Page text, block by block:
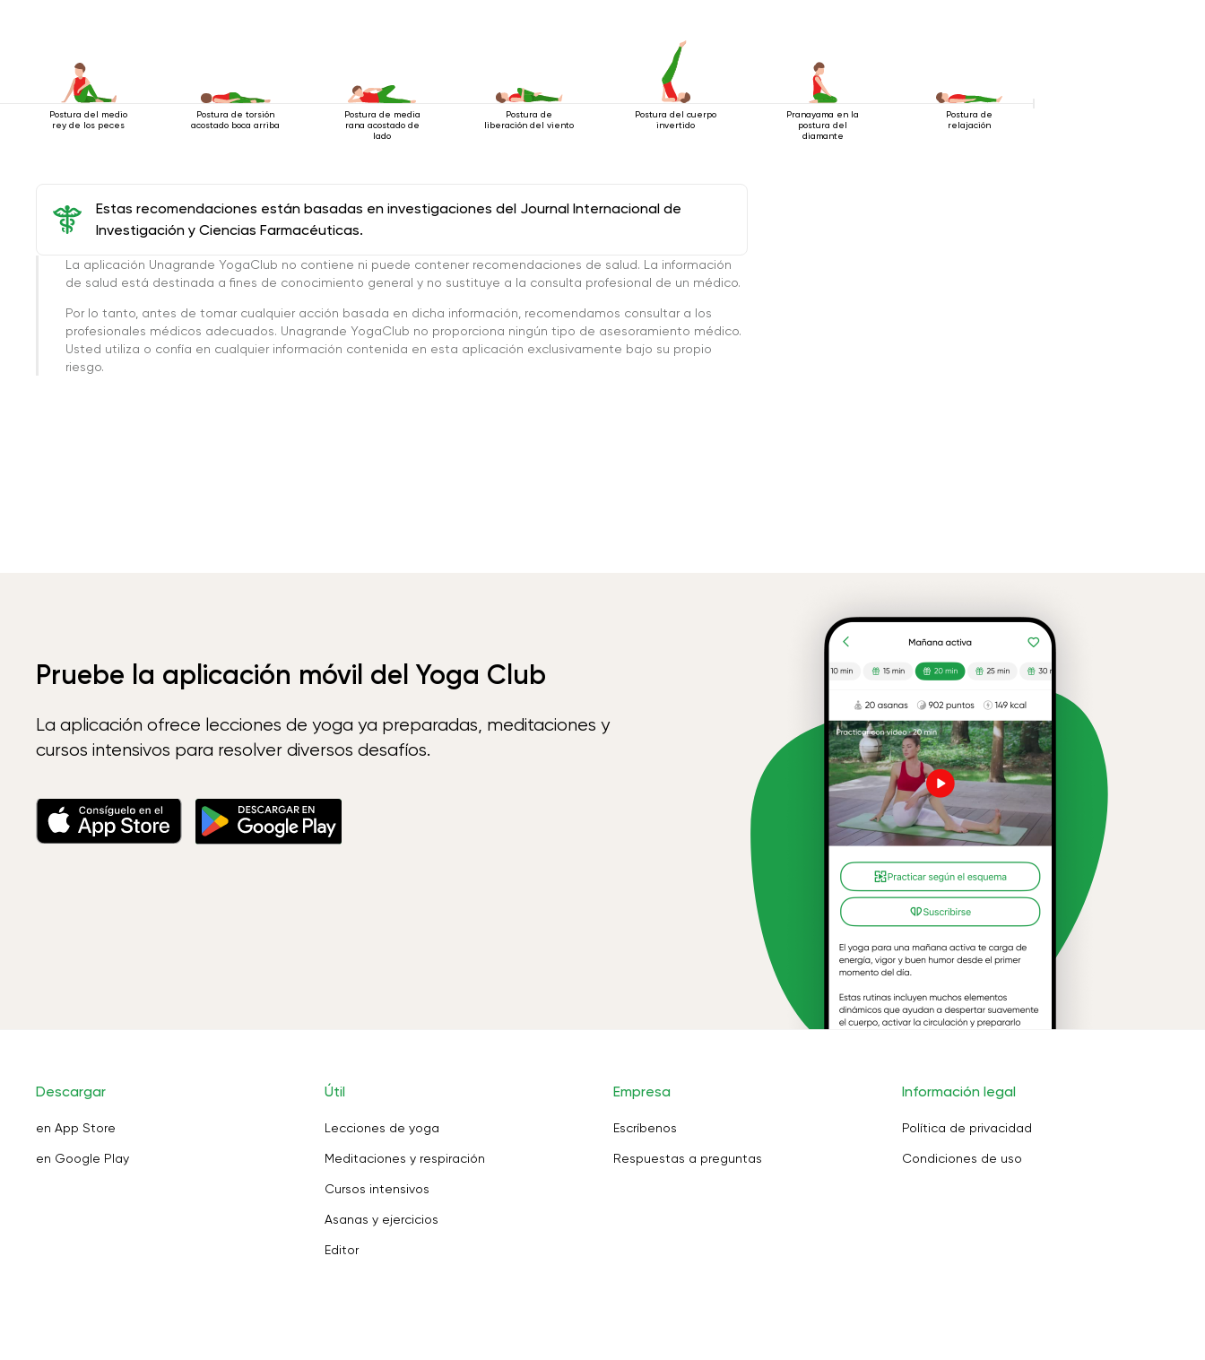
Postura del medio
rey de los peces
Postura de torsión
acostado boca arriba
Postura de media
rana acostado de
lado
Postura de
liberación del viento
Postura del cuerpo
invertido
Pranayama en la
postura del
diamante
Postura de
relajación
Estas recomendaciones están basadas en investigaciones del Journal Internacional de
Investigación y Ciencias Farmacéuticas.
La aplicación Unagrande YogaClub no contiene ni puede contener recomendaciones de salud. La información
de salud está destinada a fines de conocimiento general y no sustituye a la consulta profesional de un médico.
Por lo tanto, antes de tomar cualquier acción basada en dicha información, recomendamos consultar a los
profesionales médicos adecuados. Unagrande YogaClub no proporciona ningún tipo de asesoramiento médico.
Usted utiliza o confía en cualquier información contenida en esta aplicación exclusivamente bajo su propio
riesgo.
Pruebe la aplicación móvil del Yoga Club
La aplicación ofrece lecciones de yoga ya preparadas, meditaciones y
cursos intensivos para resolver diversos desafíos.
Descargar
en App Store
en Google Play
Útil
Lecciones de yoga
Meditaciones y respiración
Cursos intensivos
Asanas y ejercicios
Editor
Empresa
Escríbenos
Respuestas a preguntas
Información legal
Política de privacidad
Condiciones de uso